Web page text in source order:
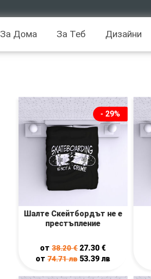
За Дома За Теб Дизайни
- 29%
Шалте Скейтбордът не е
престъпление
от38.20€ 27.30 €
от74.71лв 53.39лв